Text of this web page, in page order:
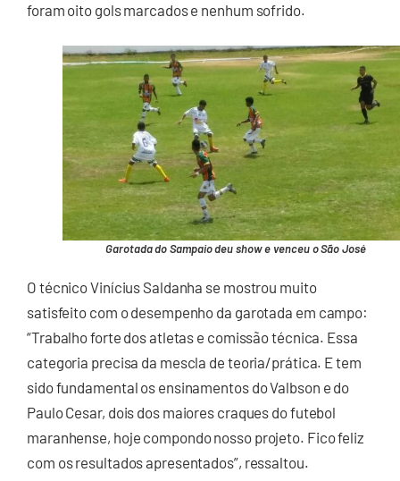
foram oito gols marcados e nenhum sofrido.
Garotada do Sampaio deu show e venceu o São José
O técnico Vinícius Saldanha se mostrou muito
satisfeito com o desempenho da garotada em campo:
“Trabalho forte dos atletas e comissão técnica. Essa
categoria precisa da mescla de teoria/prática. E tem
sido fundamental os ensinamentos do Valbson e do
Paulo Cesar, dois dos maiores craques do futebol
maranhense, hoje compondo nosso projeto. Fico feliz
com os resultados apresentados”, ressaltou.